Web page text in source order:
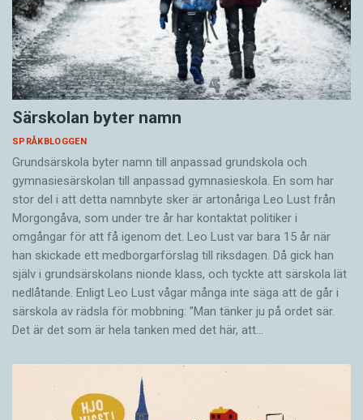
Särskolan byter namn
SPRÅKBLOGGEN
Grundsärskola byter namn till anpassad grundskola och
gymnasiesärskolan till anpassad gymnasieskola. En som har
stor del i att detta namnbyte sker är artonåriga Leo Lust från
Morgongåva, som under tre år har kontaktat politiker i
omgångar för att få igenom det. Leo Lust var bara 15 år när
han skickade ett medborgarförslag till riksdagen. Då gick han
själv i grundsärskolans nionde klass, och tyckte att särskola lät
nedlåtande. Enligt Leo Lust vågar många inte säga att de går i
särskola av rädsla för mobbning: ”Man tänker ju på ordet sär.
Det är det som är hela tanken med det här, att…